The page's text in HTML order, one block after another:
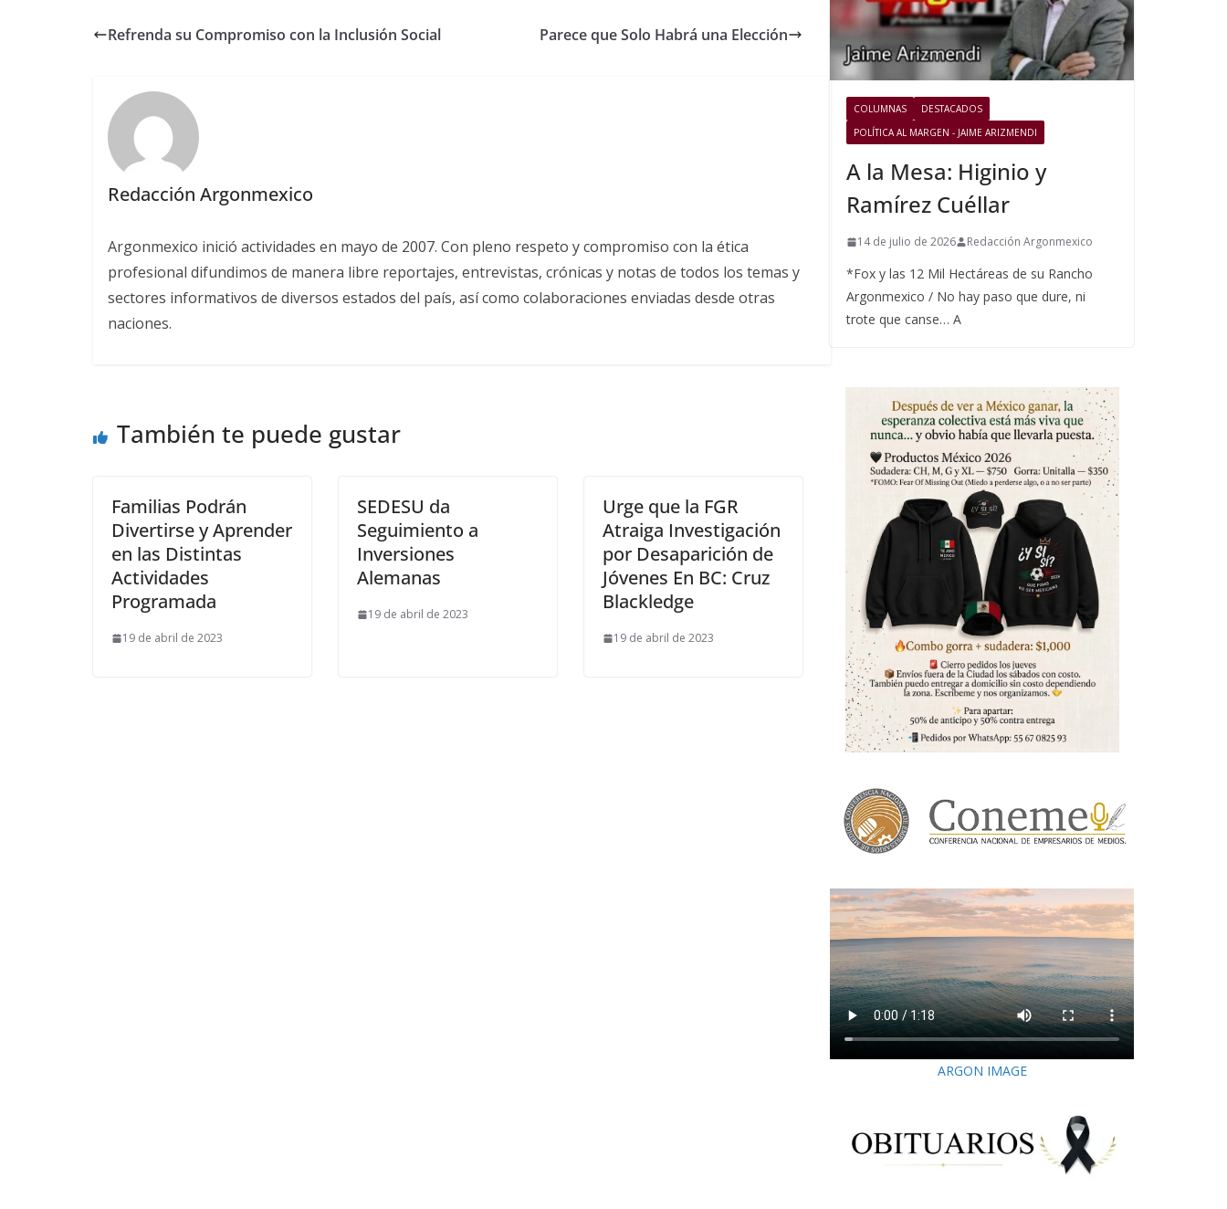
Refrenda su Compromiso con la Inclusión Social Parece que Solo Habrá una Elección
Redacción Argonmexico
Argonmexico inició actividades en mayo de 2007. Con pleno respeto y compromiso con la ética
profesional difundimos de manera libre reportajes, entrevistas, crónicas y notas de todos los temas y
sectores informativos de diversos estados del país, así como colaboraciones enviadas desde otras
naciones.
También te puede gustar
Familias Podrán
Divertirse y Aprender
en las Distintas
Actividades
Programada
19 de abril de 2023
SEDESU da
Seguimiento a
Inversiones
Alemanas
19 de abril de 2023
Urge que la FGR
Atraiga Investigación
por Desaparición de
Jóvenes En BC: Cruz
Blackledge
19 de abril de 2023
COLUMNAS
DESTACADOS
POLÍTICA AL MARGEN - JAIME ARIZMENDI
A la Mesa: Higinio y
Ramírez Cuéllar
14 de julio de 2026 Redacción Argonmexico
*Fox y las 12 Mil Hectáreas de su Rancho
Argonmexico / No hay paso que dure, ni
trote que canse… A
ARGON IMAGE